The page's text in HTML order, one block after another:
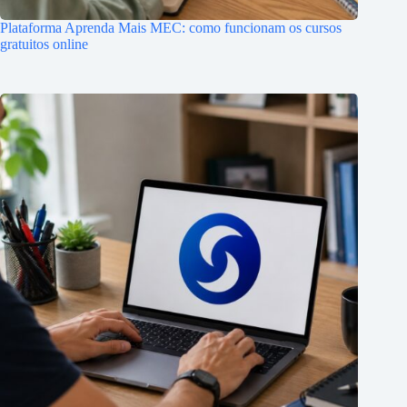
Plataforma Aprenda Mais MEC: como funcionam os cursos
gratuitos online